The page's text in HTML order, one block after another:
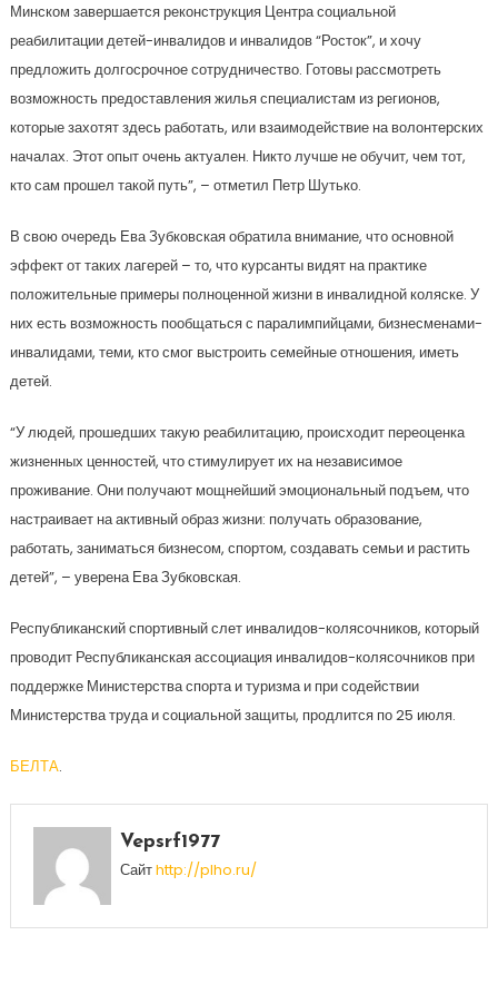
Минском завершается реконструкция Центра социальной
реабилитации детей-инвалидов и инвалидов “Росток”, и хочу
предложить долгосрочное сотрудничество. Готовы рассмотреть
возможность предоставления жилья специалистам из регионов,
которые захотят здесь работать, или взаимодействие на волонтерских
началах. Этот опыт очень актуален. Никто лучше не обучит, чем тот,
кто сам прошел такой путь”, – отметил Петр Шутько.
В свою очередь Ева Зубковская обратила внимание, что основной
эффект от таких лагерей – то, что курсанты видят на практике
положительные примеры полноценной жизни в инвалидной коляске. У
них есть возможность пообщаться с паралимпийцами, бизнесменами-
инвалидами, теми, кто смог выстроить семейные отношения, иметь
детей.
“У людей, прошедших такую реабилитацию, происходит переоценка
жизненных ценностей, что стимулирует их на независимое
проживание. Они получают мощнейший эмоциональный подъем, что
настраивает на активный образ жизни: получать образование,
работать, заниматься бизнесом, спортом, создавать семьи и растить
детей”, – уверена Ева Зубковская.
Республиканский спортивный слет инвалидов-колясочников, который
проводит Республиканская ассоциация инвалидов-колясочников при
поддержке Министерства спорта и туризма и при содействии
Министерства труда и социальной защиты, продлится по 25 июля.
БЕЛТА.
Vepsrf1977
Сайтhttp://plho.ru/